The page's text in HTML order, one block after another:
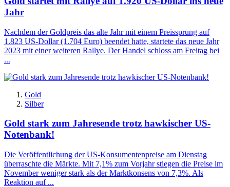
Jahr
Nachdem der Goldpreis das alte Jahr mit einem Preissprung auf
1.823 US-Dollar (1.704 Euro) beendet hatte, startete das neue Jahr
2023 mit einer weiteren Rallye. Der Handel schloss am Freitag bei
...
Gold
Silber
Gold stark zum Jahresende trotz hawkischer US-
Notenbank!
Die Veröffentlichung der US-Konsumentenpreise am Dienstag
überraschte die Märkte. Mit 7,1% zum Vorjahr stiegen die Preise im
November weniger stark als der Marktkonsens von 7,3%. Als
Reaktion auf ...